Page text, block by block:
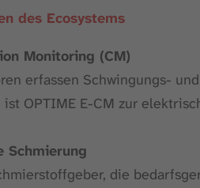
des Ecosystems
Monitoring (CM)
erfassen Schwingungs-
OPTIME E-CM zur
Schmierung
die